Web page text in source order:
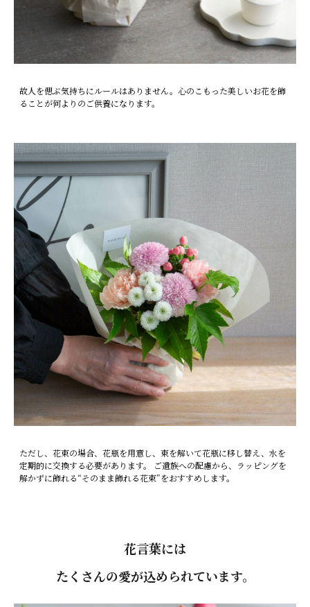
故人を偲ぶ気持ちにルールはありません。心のこもった美しいお花を飾
ることが何よりのご供養になります。
ただし、花束の場合、花瓶を用意し、束を解いて花瓶に移し替え、水を
定期的に交換する必要があります。 ご遺族への配慮から、ラッピングを
解かずに飾れる“そのまま飾れる花束”をおすすめします。
花言葉には
たくさんの愛が込められています。